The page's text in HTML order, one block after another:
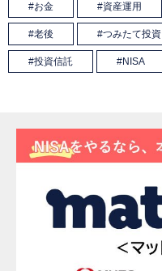
お金 資産運用
老後 つみたて投資
投資信託 NISA